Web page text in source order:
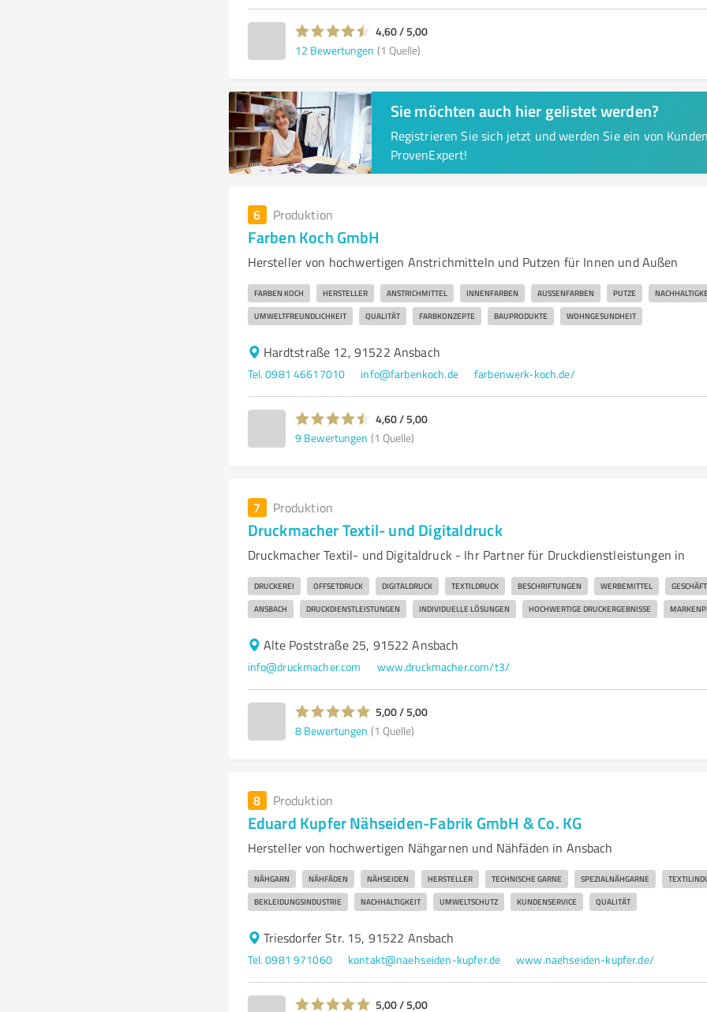
4,60 / 5,00
12 Bewertungen (1 Quelle)
Sie möchten auch hier gelistet werden?
Registrieren Sie sich jetzt und werden Sie ein von
ProvenExpert!
6 Produktion
Farben Koch GmbH
Hersteller von hochwertigen Anstrichmitteln und Putzen für Innen und Außen
FARBEN KOCH HERSTELLER ANSTRICHMITTEL INNENFARBEN AUSSENFARBEN PUTZE
UMWELTFREUNDLICHKEIT QUALITÄT FARBKONZEPTE BAUPRODUKTE WOHNGESUNDHEIT
Hardtstraße 12, 91522 Ansbach
Tel. 0981 46617010 info@farbenkoch.de farbenwerk-koch.de/
4,60 / 5,00
9 Bewertungen (1 Quelle)
7 Produktion
Druckmacher Textil- und Digitaldruck
Druckmacher Textil- und Digitaldruck - Ihr Partner für Druckdienstleistungen in
DRUCKEREI OFFSETDRUCK DIGITALDRUCK TEXTILDRUCK BESCHRIFTUNGEN WERBEMITTEL
ANSBACH DRUCKDIENSTLEISTUNGEN INDIVIDUELLE LÖSUNGEN HOCHWERTIGE DRUCKERGEBNISSE
Alte Poststraße 25, 91522 Ansbach
info@druckmacher.com www.druckmacher.com/t3/
5,00 / 5,00
8 Bewertungen (1 Quelle)
8 Produktion
Eduard Kupfer Nähseiden-Fabrik GmbH & Co. KG
Hersteller von hochwertigen Nähgarnen und Nähfäden in Ansbach
NÄHGARN NÄHFÄDEN NÄHSEIDEN HERSTELLER TECHNISCHE GARNE SPEZIALNÄHGARNE
BEKLEIDUNGSINDUSTRIE NACHHALTIGKEIT UMWELTSCHUTZ KUNDENSERVICE QUALITÄT
Triesdorfer Str. 15, 91522 Ansbach
Tel. 0981 971060 kontakt@naehseiden-kupfer.de www.naehseiden-kupfer.de/
5,00 / 5,00